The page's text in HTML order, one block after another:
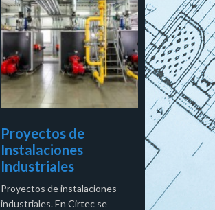
Proyectos de
Instalaciones
Industriales
Proyectos de instalaciones
industriales. En Cirtec se